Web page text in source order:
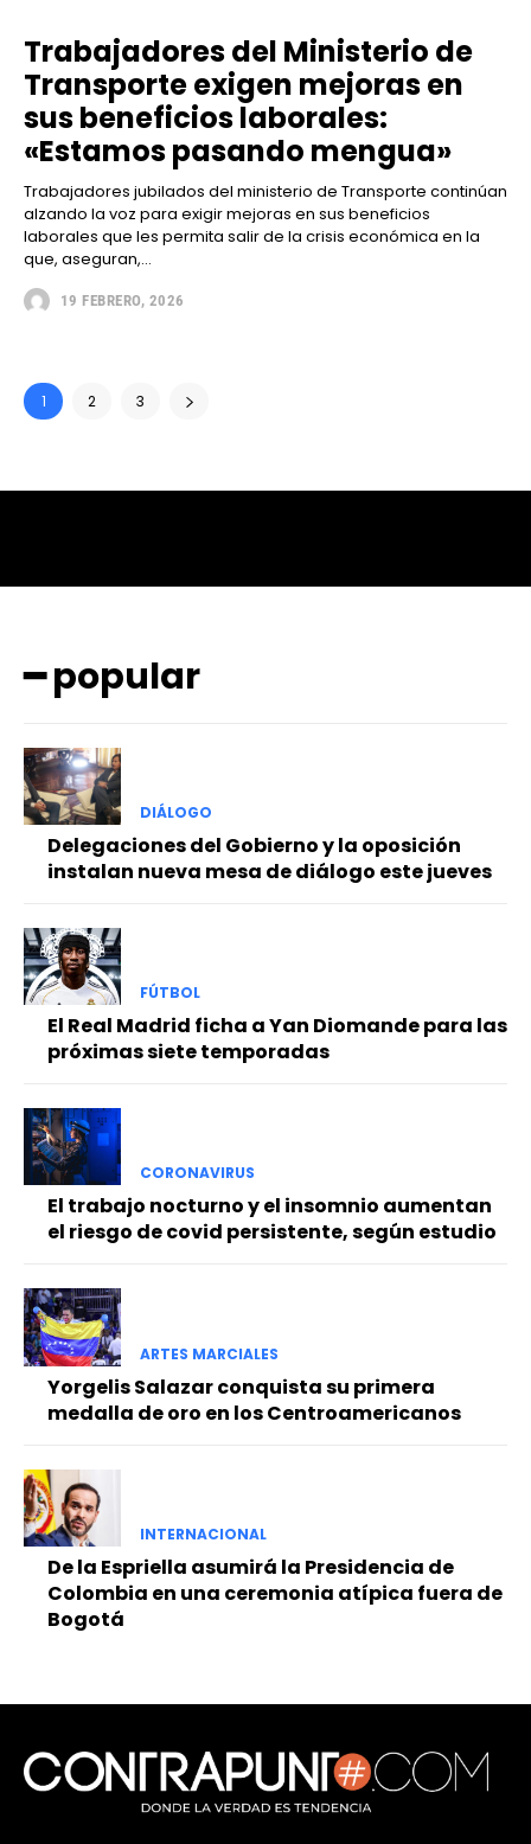
Trabajadores del Ministerio de
Transporte exigen mejoras en
sus beneficios laborales:
«Estamos pasando mengua»
Trabajadores jubilados del ministerio de Transporte continúan
alzando la voz para exigir mejoras en sus beneficios
laborales que les permita salir de la crisis económica en la
que, aseguran,...
19 FEBRERO, 2026
1 2 3
━ popular
DIÁLOGO
Delegaciones del Gobierno y la oposición
instalan nueva mesa de diálogo este jueves
FÚTBOL
El Real Madrid ficha a Yan Diomande para las
próximas siete temporadas
CORONAVIRUS
El trabajo nocturno y el insomnio aumentan
el riesgo de covid persistente, según estudio
ARTES MARCIALES
Yorgelis Salazar conquista su primera
medalla de oro en los Centroamericanos
INTERNACIONAL
De la Espriella asumirá la Presidencia de
Colombia en una ceremonia atípica fuera de
Bogotá